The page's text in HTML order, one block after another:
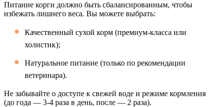
Питание корги должно быть сбалансированным, чтобы
избежать лишнего веса. Вы можете выбрать:
Качественный сухой корм (премиум-класса или
холистик);
Натуральное питание (только по рекомендации
ветеринара).
Не забывайте о доступе к свежей воде и режиме кормления
(до года — 3-4 раза в день, после — 2 раза).